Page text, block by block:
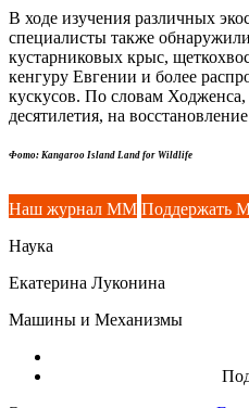
В ходе изучения различных
специалисты также
кустарниковых крыс,
кенгуру Евгении и более
кускусов. По словам Ходженса,
десятилетия, на
Фото: Kangaroo Island Land for Wildlife
Наш журнал ММ Поддержать
Наука
Екатерина Луконина
Машины и Механизмы